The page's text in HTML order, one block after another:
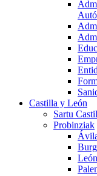
Castilla y León
Sartu
Probinziak
León